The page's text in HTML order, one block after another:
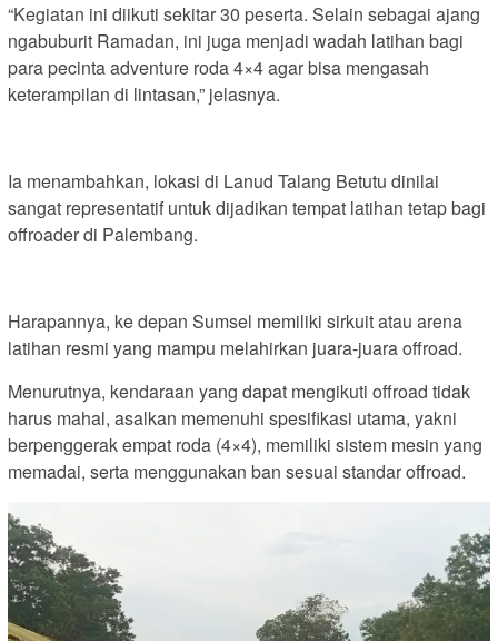
“Kegiatan ini diikuti sekitar 30 peserta. Selain sebagai ajang
ngabuburit Ramadan, ini juga menjadi wadah latihan bagi
para pecinta adventure roda 4×4 agar bisa mengasah
keterampilan di lintasan,” jelasnya.
Ia menambahkan, lokasi di Lanud Talang Betutu dinilai
sangat representatif untuk dijadikan tempat latihan tetap bagi
offroader di Palembang.
Harapannya, ke depan Sumsel memiliki sirkuit atau arena
latihan resmi yang mampu melahirkan juara-juara offroad.
Menurutnya, kendaraan yang dapat mengikuti offroad tidak
harus mahal, asalkan memenuhi spesifikasi utama, yakni
berpenggerak empat roda (4×4), memiliki sistem mesin yang
memadai, serta menggunakan ban sesuai standar offroad.